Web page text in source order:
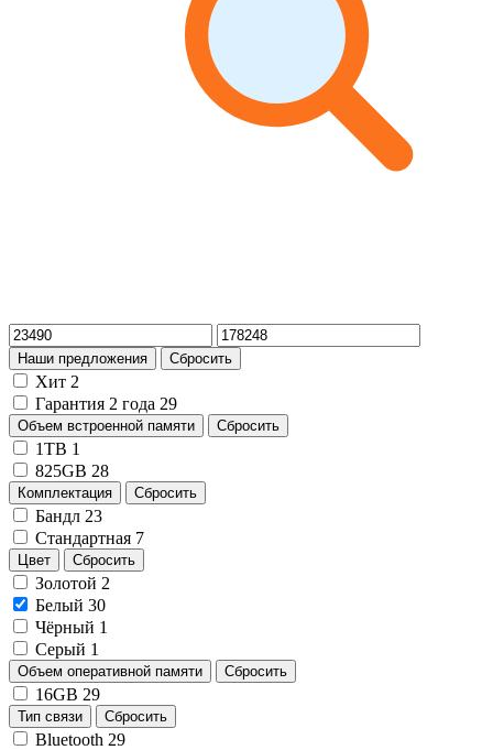
Наши предложения Сбросить
Хит 2
Гарантия 2 года 29
Объем встроенной памяти Сбросить
1TB 1
825GB 28
Комплектация Сбросить
Бандл 23
Стандартная 7
Цвет Сбросить
Золотой 2
Белый 30
Чёрный 1
Серый 1
Объем оперативной памяти Сбросить
16GB 29
Тип связи Сбросить
Bluetooth 29